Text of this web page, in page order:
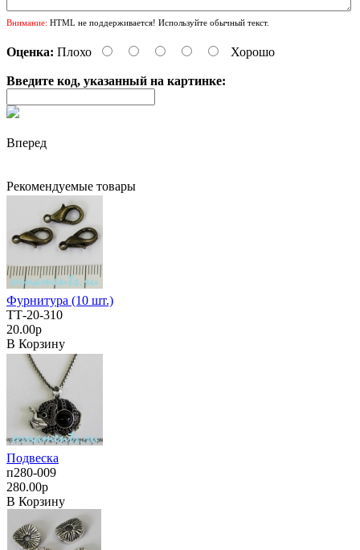
Внимание: HTML не поддерживается! Используйте обычный текст.
Оценка: Плохо Хорошо
Введите код, указанный на картинке:
Вперед
Рекомендуемые товары
Фурнитура (10 шт.)
ТТ-20-310
20.00р
В Корзину
Подвеска
п280-009
280.00р
В Корзину